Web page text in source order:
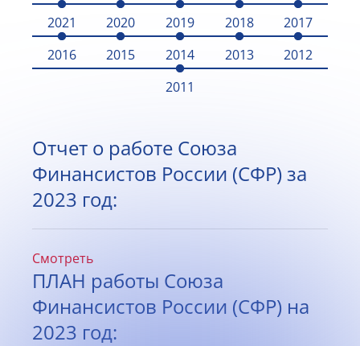
2021
2020 2019 2018
2017
2016
2015 2014 2013
2012
2011
Отчет о работе Союза
Финансистов России (СФР) за
2023 год:
Смотреть
ПЛАН работы Союза
Финансистов России (СФР) на
2023 год: